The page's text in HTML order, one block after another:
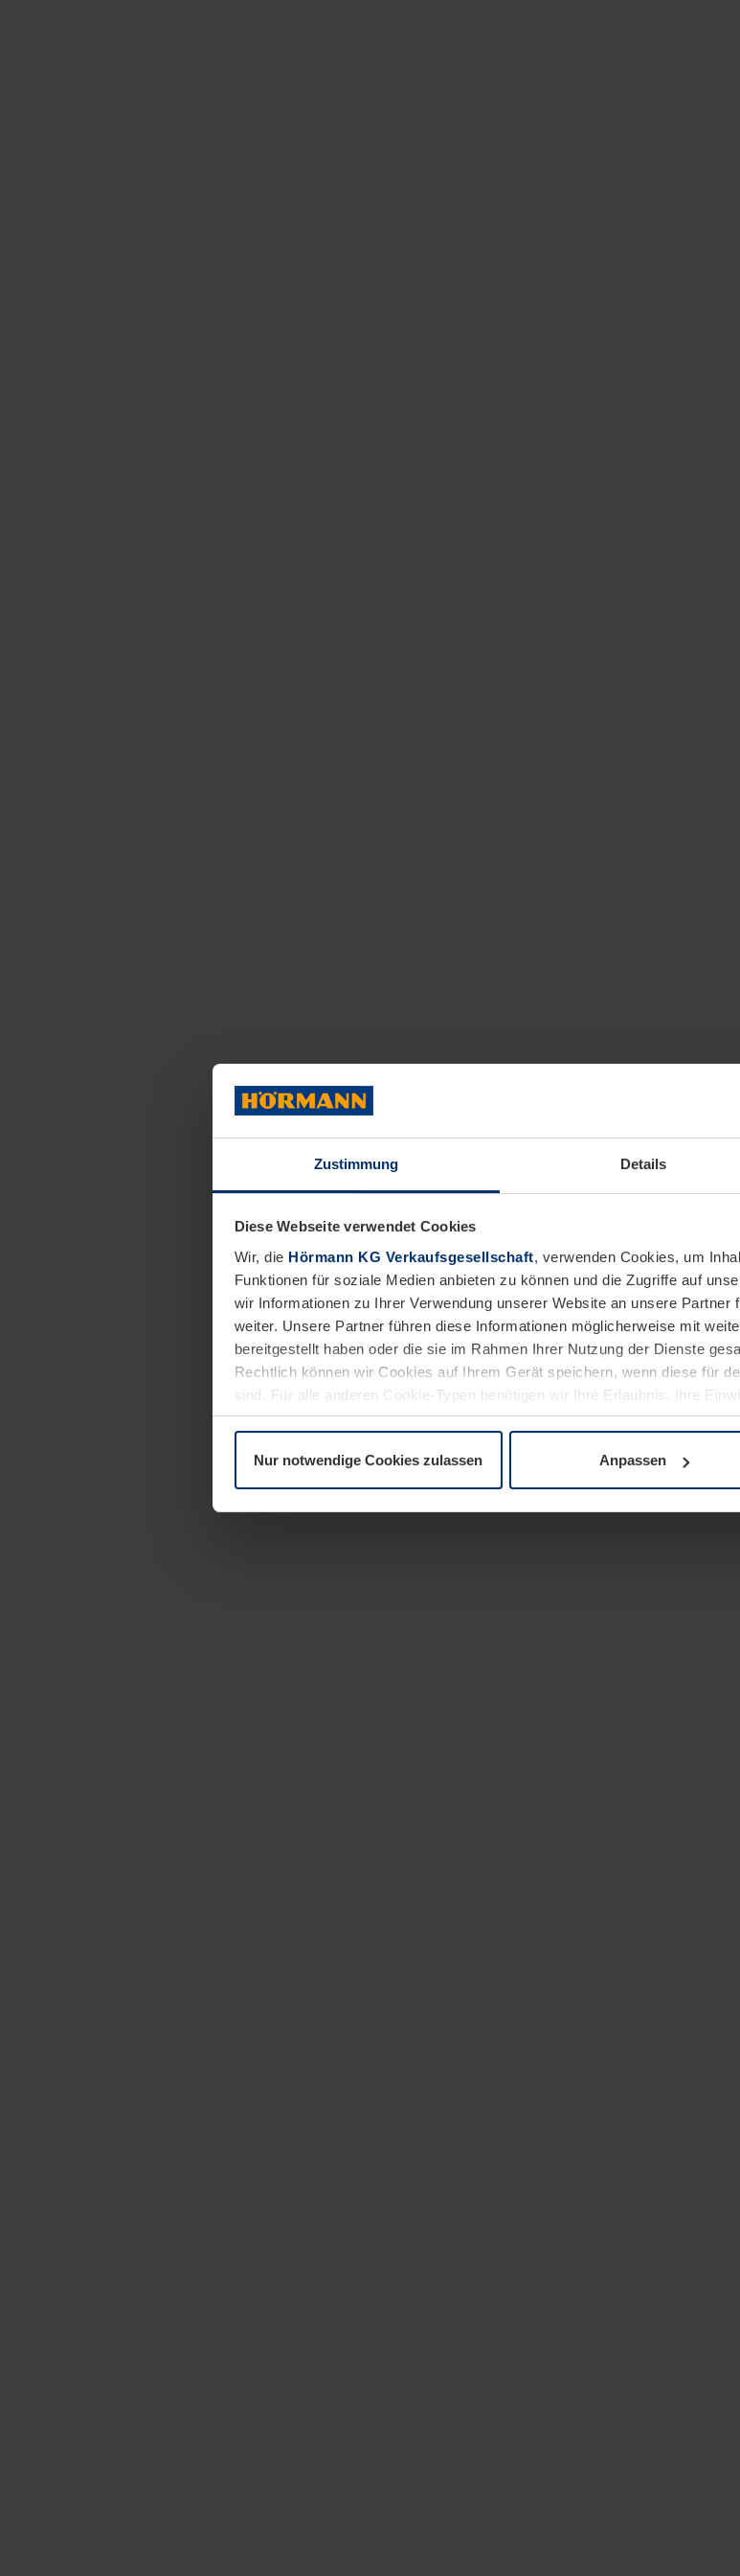
Zustimmung Details
Diese Webseite verwendet Cookies
Wir, die Hörmann KG Verkaufsgesellschaft, verwenden Cookies, um
Funktionen für soziale Medien anbieten zu können und die Zugriffe auf
wir Informationen zu Ihrer Verwendung unserer Website an unsere Partner
weiter. Unsere Partner führen diese Informationen möglicherweise mit
bereitgestellt haben oder die sie im Rahmen Ihrer Nutzung der Dienste
Rechtlich können wir Cookies auf Ihrem Gerät speichern, wenn diese für
sind. Für alle anderen Cookie-Typen benötigen wir Ihre Erlaubnis. Ihre
Erläuterung auf der SeiteDatenschutzerklärungunserer Website ändern
Nur notwendige Cookies zulassen Anpassen